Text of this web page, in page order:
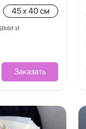
45 x 40 см
и
Заказать